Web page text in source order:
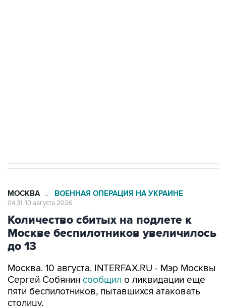
МОСКВА → ВОЕННАЯ ОПЕРАЦИЯ НА УКРАИНЕ
04:31, 10 августа 2026
Количество сбитых на подлете к
Москве беспилотников увеличилось
до 13
Москва. 10 августа. INTERFAX.RU - Мэр Москвы
Сергей Собянин сообщил о ликвидации еще
пяти беспилотников, пытавшихся атаковать
столицу.